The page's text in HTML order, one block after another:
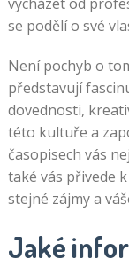
se podělí o své
Není pochyb o
představují
dovednosti,
této kultuře a
časopisech vás
také vás přivede
stejné zájmy a
Jaké